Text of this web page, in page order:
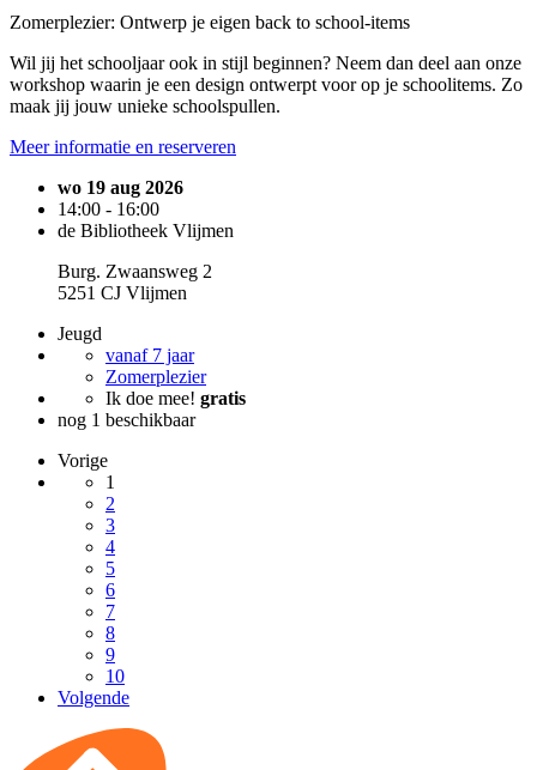
Zomerplezier: Ontwerp je eigen back to school-items
Wil jij het schooljaar ook in stijl beginnen? Neem dan deel aan onze
workshop waarin je een design ontwerpt voor op je schoolitems. Zo
maak jij jouw unieke schoolspullen.
Meer informatie en reserveren
wo 19 aug 2026
14:00 - 16:00
de Bibliotheek Vlijmen
Burg. Zwaansweg 2
5251 CJ Vlijmen
Jeugd
vanaf 7 jaar
Zomerplezier
Ik doe mee! gratis
nog 1 beschikbaar
Vorige
1
2
3
4
5
6
7
8
9
10
Volgende